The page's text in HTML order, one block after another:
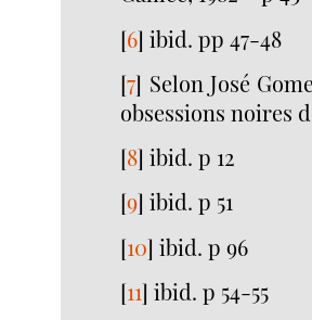
[6]ibid. pp 47-48
[7] Selon José
obsessions noires
[8]ibid. p 12
[9]ibid. p 51
[10]ibid. p 96
[11]ibid. p 54-55